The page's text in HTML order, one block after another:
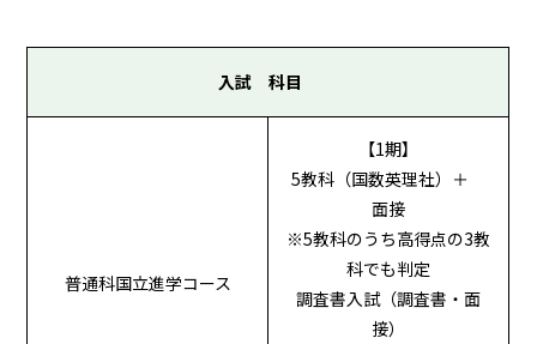
入試 科目
普通科国立進学コース
【1期】
5教科（国数英理社）＋
面接
※5教科のうち高得点の3教
科でも判定
調査書入試（調査書・面
接）